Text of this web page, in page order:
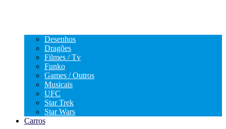
Desenhos
Dragões
Filmes / Tv
Funko
Games / Outros
Musicais
UFC
Star Trek
Star Wars
Carros